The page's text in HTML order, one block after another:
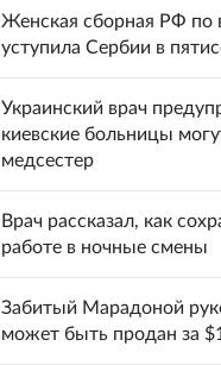
Женская сборная РФ по
уступила Сербии в
Украинский врач
киевские больницы
медсестер
Врач рассказал, как
работе в ночные смены
Забитый Марадоной
может быть продан за